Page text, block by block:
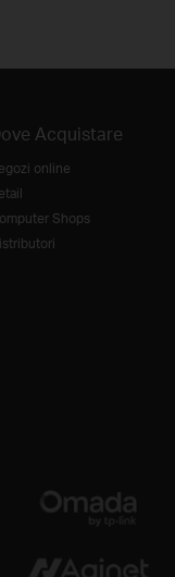
Acquistare
online
Shops